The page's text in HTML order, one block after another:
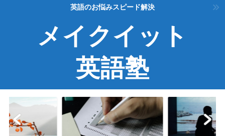
英語のお悩みスピード解決
メイクイット
英語塾